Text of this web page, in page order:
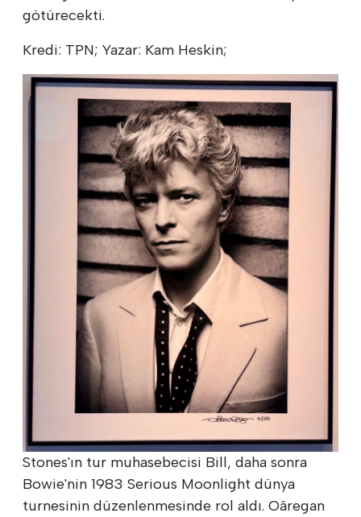
götürecekti.
Kredi: TPN; Yazar: Kam Heskin;
Stones'ın tur muhasebecisi Bill, daha sonra
Bowie'nin 1983 Serious Moonlight dünya
turnesinin düzenlenmesinde rol aldı. Oâregan